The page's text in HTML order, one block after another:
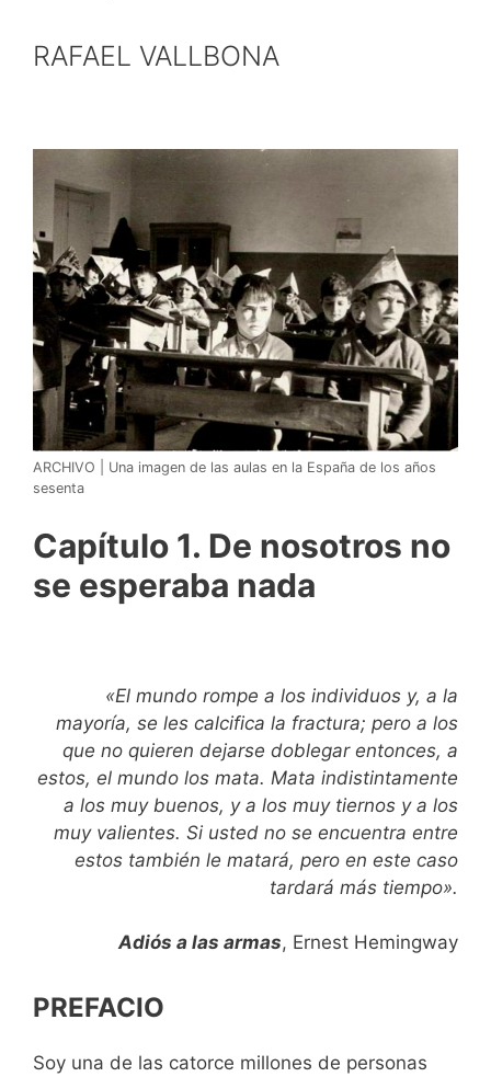
RAFAEL VALLBONA
ARCHIVO | Una imagen de las aulas en la España de los años
sesenta
Capítulo 1. De nosotros no
se esperaba nada
«El mundo rompe a los individuos y, a la
mayoría, se les calcifica la fractura; pero a los
que no quieren dejarse doblegar entonces, a
estos, el mundo los mata. Mata indistintamente
a los muy buenos, y a los muy tiernos y a los
muy valientes. Si usted no se encuentra entre
estos también le matará, pero en este caso
tardará más tiempo».
Adiós a las armas, Ernest Hemingway
PREFACIO
Soy una de las catorce millones de personas